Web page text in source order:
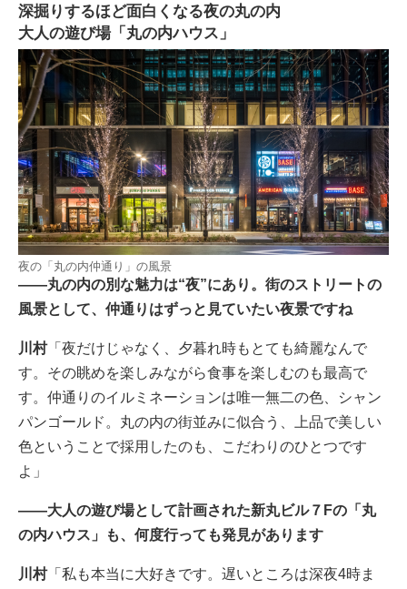
深掘りするほど面白くなる夜の丸の内
大人の遊び場「丸の内ハウス」
夜の「丸の内仲通り」の風景
――丸の内の別な魅力は“夜”にあり。街のストリートの
風景として、仲通りはずっと見ていたい夜景ですね
川村「夜だけじゃなく、夕暮れ時もとても綺麗なんで
す。その眺めを楽しみながら食事を楽しむのも最高で
す。仲通りのイルミネーションは唯一無二の色、シャン
パンゴールド。丸の内の街並みに似合う、上品で美しい
色ということで採用したのも、こだわりのひとつです
よ」
――大人の遊び場として計画された新丸ビル７Fの「丸
の内ハウス」も、何度行っても発見があります
川村「私も本当に大好きです。遅いところは深夜4時ま